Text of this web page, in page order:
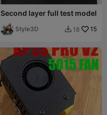
Second layer full test model
Style3D  18 15